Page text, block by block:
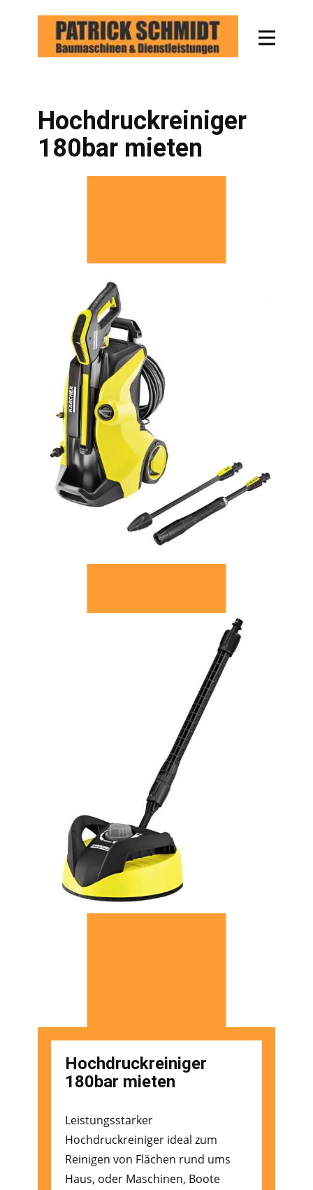
Hochdruckreiniger
180bar mieten
Hochdruckreiniger
180bar mieten
Leistungsstarker
Hochdruckreiniger ideal zum
Reinigen von Flächen rund ums
Haus, oder Maschinen, Boote